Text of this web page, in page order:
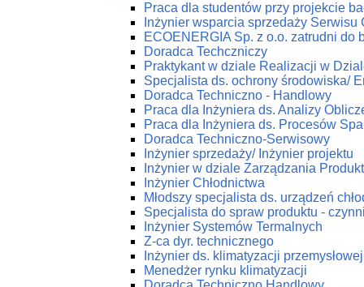
Praca dla studentów przy projekcie
Inżynier wsparcia sprzedaży Serwisu
ECOENERGIA Sp. z o.o. zatrudni do
Doradca Techczniczy
Praktykant w dziale Realizacji w
Specjalista ds. ochrony środowiska/
Doradca Techniczno - Handlowy
Praca dla Inżyniera ds. Analizy
Praca dla Inżyniera ds. Procesów
Doradca Techniczno-Serwisowy
Inżynier sprzedaży/ Inżynier projektu
Inżynier w dziale Zarządzania
Inżynier Chłodnictwa
Młodszy specjalista ds. urządzeń
Specjalista do spraw produktu -
Inżynier Systemów Termalnych
Z-ca dyr. technicznego
Inżynier ds. klimatyzacji przemysłowej
Menedżer rynku klimatyzacji